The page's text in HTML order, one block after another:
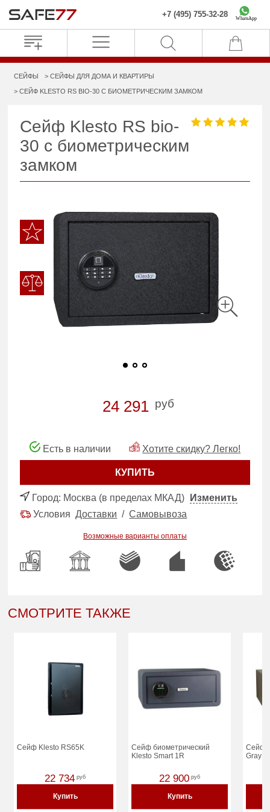
+7 (495) 755-32-28 WhatsApp
СЕЙФЫ СЕЙФЫ ДЛЯ ДОМА И КВАРТИРЫ
СЕЙФ KLESTO RS BIO-30 С БИОМЕТРИЧЕСКИМ ЗАМКОМ
Сейф Klesto RS bio-
30 с биометрическим
замком
24 291 руб
Есть в наличии Хотите скидку? Легко!
КУПИТЬ
Город: Москва (в пределах МКАД)
Изменить
УсловияДоставки /Самовывоза
Возможные варианты оплаты
СМОТРИТЕ ТАКЖЕ
Сейф Klesto RS65K
22 734 руб
Купить
Сейф биометрический
Klesto Smart 1R
22 900 руб
Купить
Сейф
Gray